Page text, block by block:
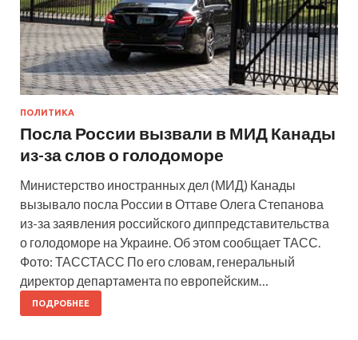
ПОЛИТИКА
Посла России вызвали в МИД Канады
из-за слов о голодоморе
Министерство иностранных дел (МИД) Канады
вызывало посла России в Оттаве Олега Степанова
из-за заявления российского диппредставительства
о голодоморе на Украине. Об этом сообщает ТАСС.
Фото: ТАССТАСС По его словам, генеральный
директор департамента по европейским…
ПОДРОБНЕЕ